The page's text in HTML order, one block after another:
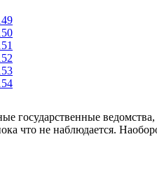
государственные ведомства,
что не наблюдается.